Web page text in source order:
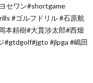
セワン#shortgame
#ゴルフドリル #石原航
本頼樹#大貫涉太郎#西畑
#gtdgolf#jgto #jlpga #嶋田